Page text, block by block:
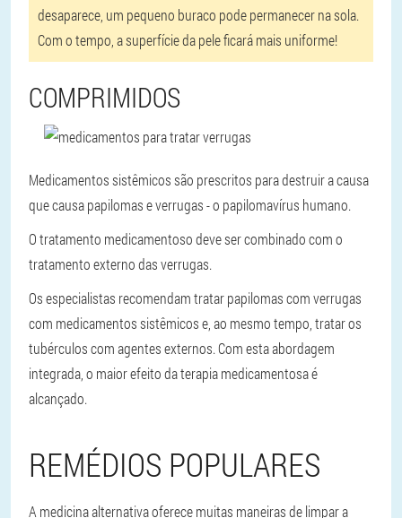
desaparece, um pequeno buraco pode permanecer na sola.
Com o tempo, a superfície da pele ficará mais uniforme!
COMPRIMIDOS
Medicamentos sistêmicos são prescritos para destruir a causa
que causa papilomas e verrugas - o papilomavírus humano.
O tratamento medicamentoso deve ser combinado com o
tratamento externo das verrugas.
Os especialistas recomendam tratar papilomas com verrugas
com medicamentos sistêmicos e, ao mesmo tempo, tratar os
tubérculos com agentes externos. Com esta abordagem
integrada, o maior efeito da terapia medicamentosa é
alcançado.
REMÉDIOS POPULARES
A medicina alternativa oferece muitas maneiras de limpar a